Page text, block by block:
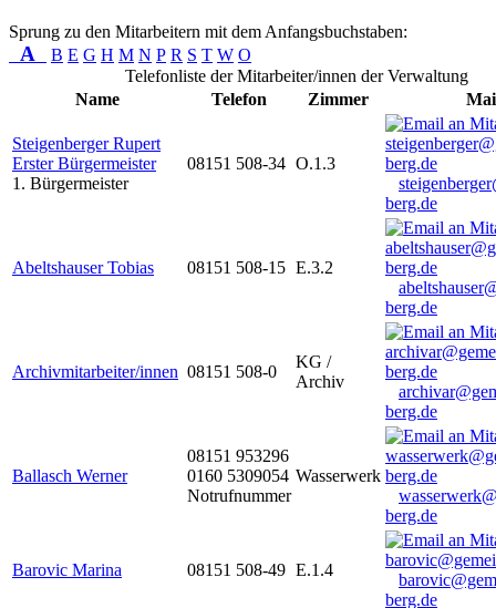
Sprung zu den Mitarbeitern mit dem Anfangsbuchstaben:
A B E G H M N P R S T W O
Telefonliste der Mitarbeiter/innen der Verwaltung
Name
Telefon Zimmer
Steigenberger Rupert
Erster Bürgermeister
1. Bürgermeister
08151 508-34 O.1.3
berg.de
Abeltshauser Tobias 08151 508-15 E.3.2
berg.de
Archivmitarbeiter/innen 08151 508-0
KG /
Archiv
berg.de
Ballasch Werner
08151 953296
0160 5309054
Notrufnummer
Wasserwerk
berg.de
Barovic Marina 08151 508-49 E.1.4
berg.de